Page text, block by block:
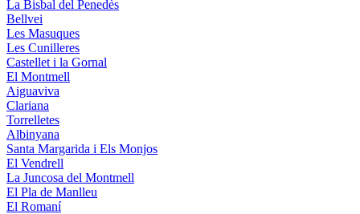
La Bisbal del Penedès
Bellvei
Les Masuques
Les Cunilleres
Castellet i la Gornal
El Montmell
Aiguaviva
Clariana
Torrelletes
Albinyana
Santa Margarida i Els Monjos
El Vendrell
La Juncosa del Montmell
El Pla de Manlleu
El Romaní